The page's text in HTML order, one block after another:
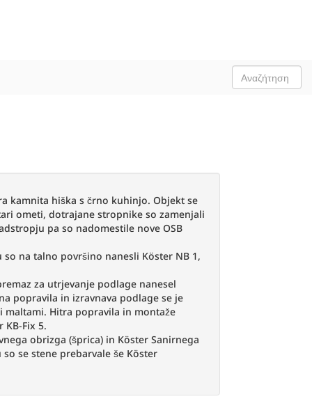
kamnita hiška s črno kuhinjo. Objekt se
ometi, dotrajane stropnike so zamenjali
pa so nadomestile nove OSB
na talno površino nanesli Köster NB 1,
za utrjevanje podlage nanesel
popravila in izravnava podlage se je
maltami. Hitra popravila in montaže
KB-Fix 5.
obrizga (šprica) in Köster Sanirnega
se stene prebarvale še Köster